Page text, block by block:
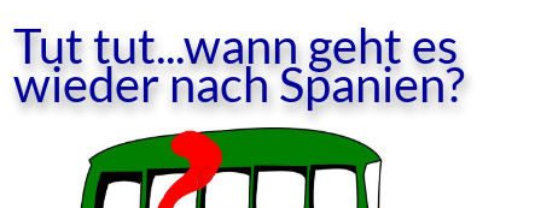
Tut tut...wann geht es
wieder nach Spanien?